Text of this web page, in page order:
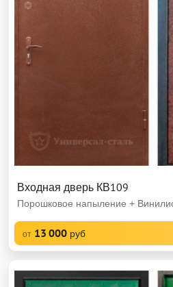
Входная дверь КВ109
Порошковое напыление +
от 13 000 руб